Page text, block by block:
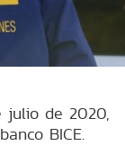
julio de 2020,
BICE.